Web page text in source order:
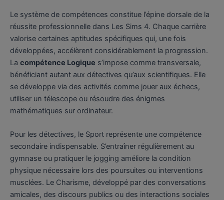
Le système de compétences constitue l’épine dorsale de la
réussite professionnelle dans Les Sims 4. Chaque carrière
valorise certaines aptitudes spécifiques qui, une fois
développées, accélèrent considérablement la progression.
La compétence Logique s’impose comme transversale,
bénéficiant autant aux détectives qu’aux scientifiques. Elle
se développe via des activités comme jouer aux échecs,
utiliser un télescope ou résoudre des énigmes
mathématiques sur ordinateur.
Pour les détectives, le Sport représente une compétence
secondaire indispensable. S’entraîner régulièrement au
gymnase ou pratiquer le jogging améliore la condition
physique nécessaire lors des poursuites ou interventions
musclées. Le Charisme, développé par des conversations
amicales, des discours publics ou des interactions sociales